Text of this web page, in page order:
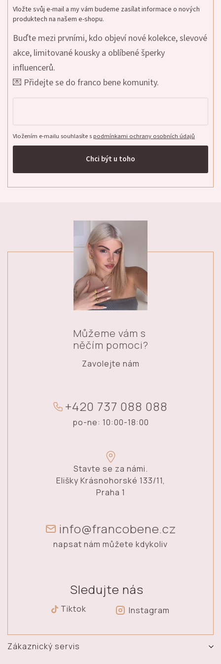
Vložte svůj e-mail a my vám budeme zasílat informace o nových
produktech na našem e-shopu.
Buďte mezi prvními, kdo objeví nové kolekce, slevové
akce, limitované kousky a oblíbené šperky
influencerů.
💌 Přidejte se do franco bene komunity.
Vložením e-mailu souhlasíte s podmínkami ochrany osobních údajů
Chci být u toho
Můžeme vám s
něčím pomoci?
Zavolejte nám
+420 737 088 088
po-ne: 10:00-18:00
Stavte se za námi.
Elišky Krásnohorské 133/11,
Praha 1
info@francobene.cz
napsat nám můžete kdykoliv
Sledujte nás
Tiktok Instagram
Zákaznický servis